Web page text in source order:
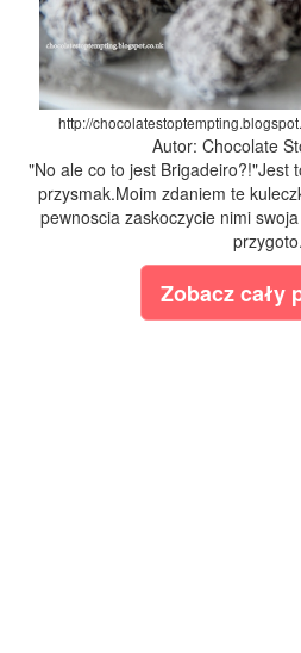
http://
Autor: Chocolate
"No ale co to jest Brigadeiro?!"Jest
przysmak.Moim zdaniem te
pewnoscia zaskoczycie nimi
Zobacz cały